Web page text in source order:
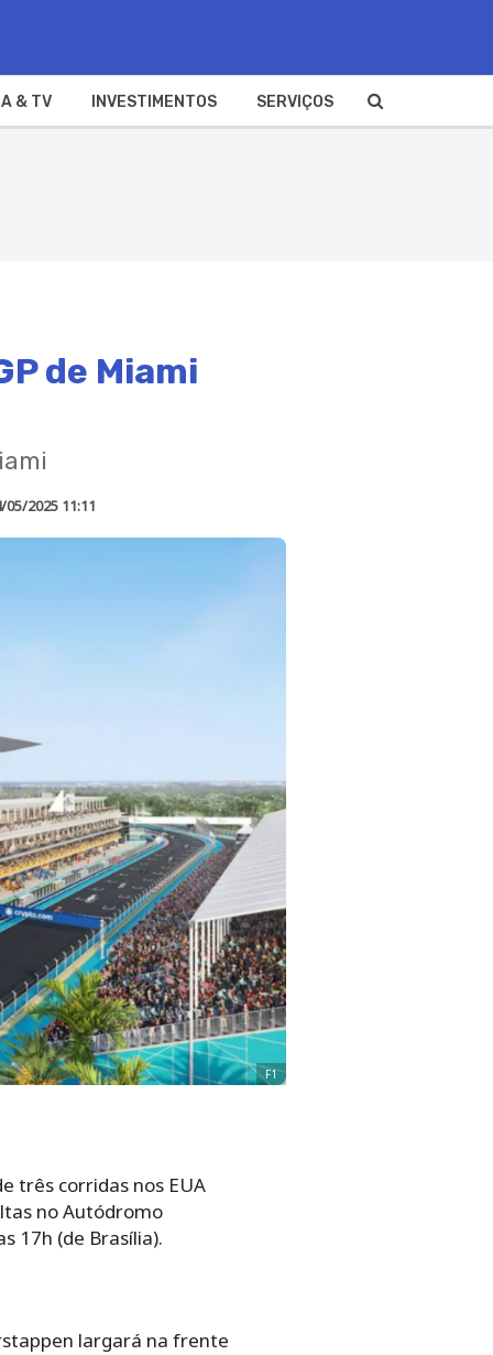
& TV INVESTIMENTOS SERVIÇOS
de Miami
05/2025 11:11
F1
três corridas nos EUA
no Autódromo
17h (de Brasília).
largará na frente